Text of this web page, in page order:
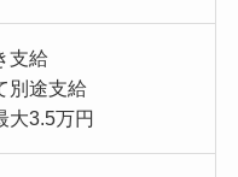
支給
別途支給
大3.5万円